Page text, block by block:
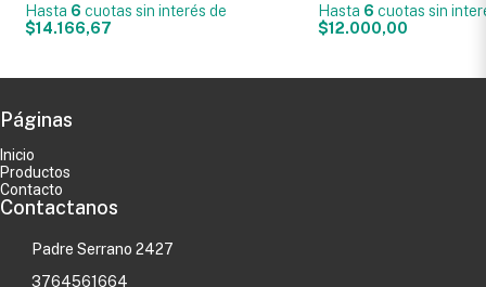
Hasta 6 cuotas sin interés de
$14.166,67
Hasta 6 cuotas sin
$12.000,00
Páginas
Inicio
Productos
Contacto
Contactanos
Padre Serrano 2427
3764561664